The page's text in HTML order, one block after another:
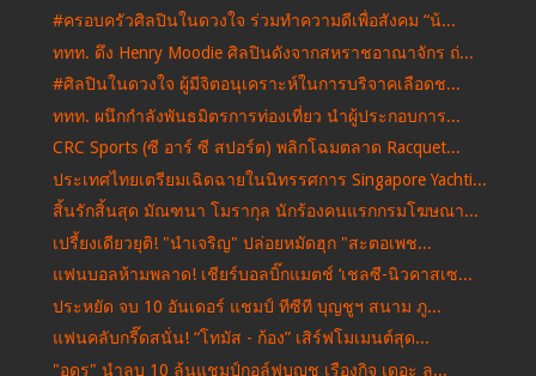
#ครอบครัวศิลปินในดวงใจ ร่วมทำความดีเพื่อสังคม “น้...
ททท. ดึง Henry Moodie ศิลปินดังจากสหราชอาณาจักร ถ่...
#ศิลปินในดวงใจ ผู้มีจิตอนุเคราะห์ในการบริจาคเลือดช...
ททท. ผนึกกำลังพันธมิตรการท่องเที่ยว นำผู้ประกอบการ...
CRC Sports (ซี อาร์ ซี สปอร์ต) พลิกโฉมตลาด Racquet...
ประเทศไทยเตรียมเฉิดฉายในนิทรรศการ Singapore Yachti...
สิ้นรักสิ้นสุด มัณฑนา โมรากุล นักร้องคนแรกกรมโฆษณา...
เปรี้ยงเดียวยุติ! "นําเจริญ" ปล่อยหมัดฮุก "สะตอเพช...
แฟนบอลห้ามพลาด! เชียร์บอลบิ๊กแมตช์ ‘เชลซี-นิวคาสเซ...
ประหยัด จบ 10 อันเดอร์ แชมป์ ทีซีที บุญชูฯ สนาม ภู...
แฟนคลับกรี๊ดสนั่น! “โทมัส - ก้อง” เสิร์ฟโมเมนต์สุด...
"อุดร" นำลบ 10 ลุ้นแชมป์กอล์ฟบุญชู เรืองกิจ เดอะ ล...